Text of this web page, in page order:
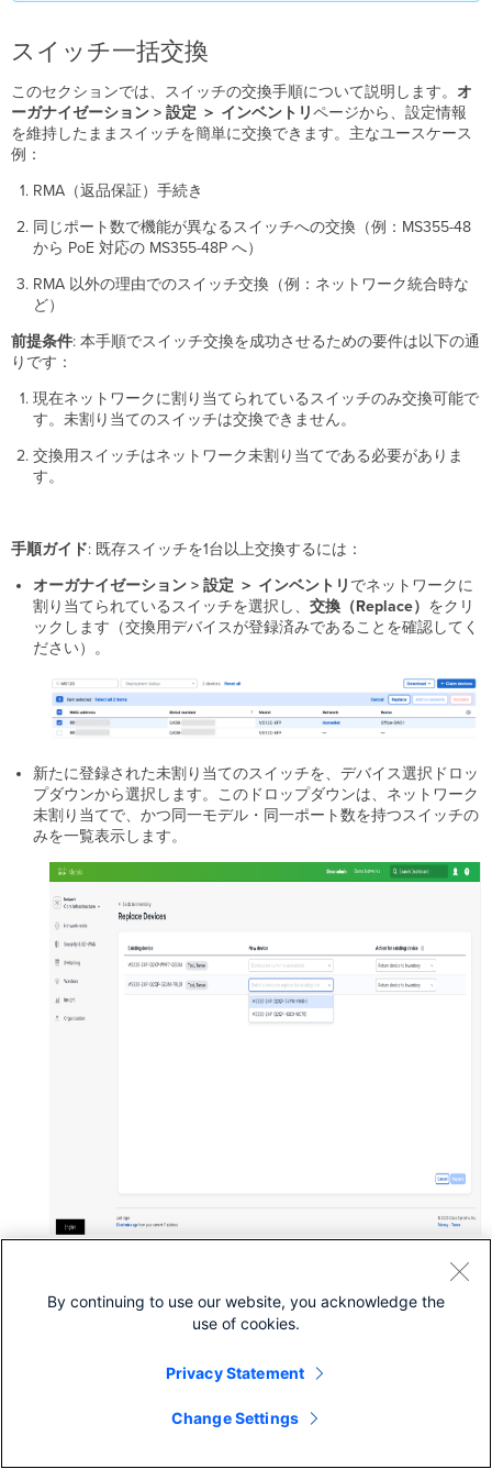
スイッチ一括交換
このセクションでは、スイッチの交換手順について説明します。オ
ーガナイゼーション > 設定 ＞ インベントリページから、設定情報
を維持したままスイッチを簡単に交換できます。主なユースケース
例：
RMA（返品保証）手続き
同じポート数で機能が異なるスイッチへの交換（例：MS355-48
から PoE 対応の MS355-48P へ）
RMA 以外の理由でのスイッチ交換（例：ネットワーク統合時な
ど）
前提条件: 本手順でスイッチ交換を成功させるための要件は以下の通
りです：
現在ネットワークに割り当てられているスイッチのみ交換可能で
す。未割り当てのスイッチは交換できません。
交換用スイッチはネットワーク未割り当てである必要がありま
す。
手順ガイド: 既存スイッチを1台以上交換するには：
オーガナイゼーション > 設定 ＞ インベントリ でネットワークに
割り当てられているスイッチを選択し、 交換（Replace） をクリ
ックします（交換用デバイスが登録済みであることを確認してく
ださい）。
新たに登録された未割り当てのスイッチを、デバイス選択ドロッ
プダウンから選択します。このドロップダウンは、ネットワーク
未割り当てで、かつ同一モデル・同一ポート数を持つスイッチの
みを一覧表示します。
MS390-48/MS390-48U/MS390-48UX など）間での交換も可能で
す。主なサブセットモデル例：
サブセットモデル
By continuing to use our website, you acknowledge the
use of cookies.
Privacy Statement
Change Settings